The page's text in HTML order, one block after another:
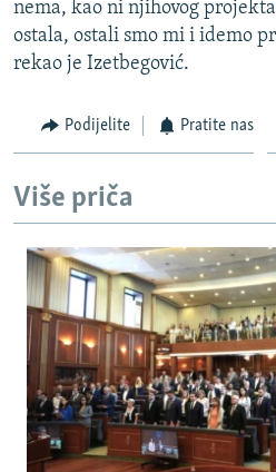
SVE KARTE DEJTONA
NASTANAK I RASPAD JUGOSLAVIJE
nema, kao ni njihovog
ostala, ostali smo mi i idemo
rekao je Izetbegović.
Podijelite Pratite nas
Više priča